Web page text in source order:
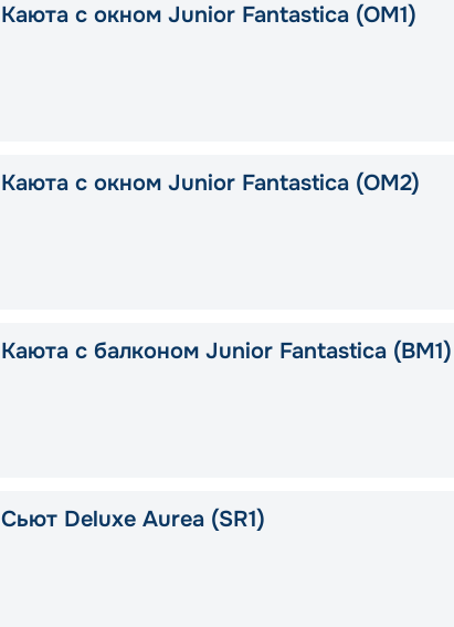
Каюта с окном Junior Fantastica (OM1)
Каюта с окном Junior Fantastica (OM2)
Каюта с балконом Junior Fantastica (BM1)
Сьют Deluxe Aurea (SR1)